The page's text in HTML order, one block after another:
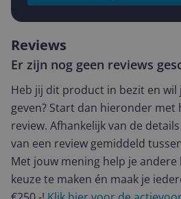
Reviews
Er zijn nog geen reviews
Heb jij dit product in bezit en wil
geven? Start dan hieronder met
review. Afhankelijk van de
van een review gemiddeld
Met jouw mening help je
keuze te maken én maak je